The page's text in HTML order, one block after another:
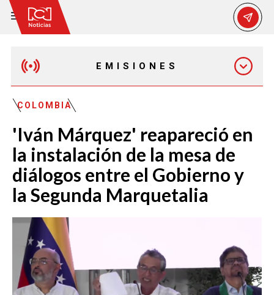
EMISIONES
EMISIÓN 12:30 PM
EMISIÓN 7:00 PM
COLOMBIA
'Iván Márquez' reapareció en
la instalación de la mesa de
diálogos entre el Gobierno y
la Segunda Marquetalia